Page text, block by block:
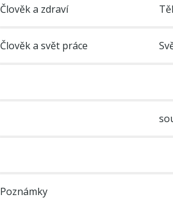
Člověk a zdraví
Člověk a svět práce
Poznámky